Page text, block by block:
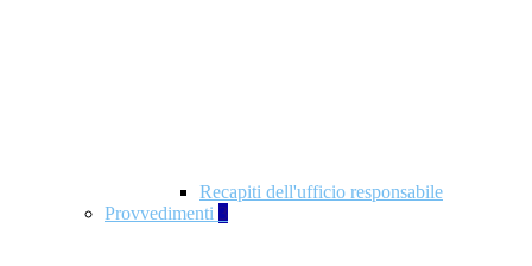
Recapiti dell'ufficio responsabile
Provvedimenti 3